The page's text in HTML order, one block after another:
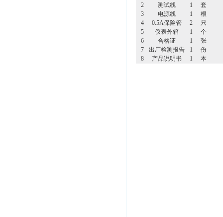
2
测试线 1
套
3
电源线 1
根
4
0.5A保险管 2
只
5
仪表外箱 1
个
6
合格证 1
张
7
出厂检测报告 1
份
8
产品说明书 1 本